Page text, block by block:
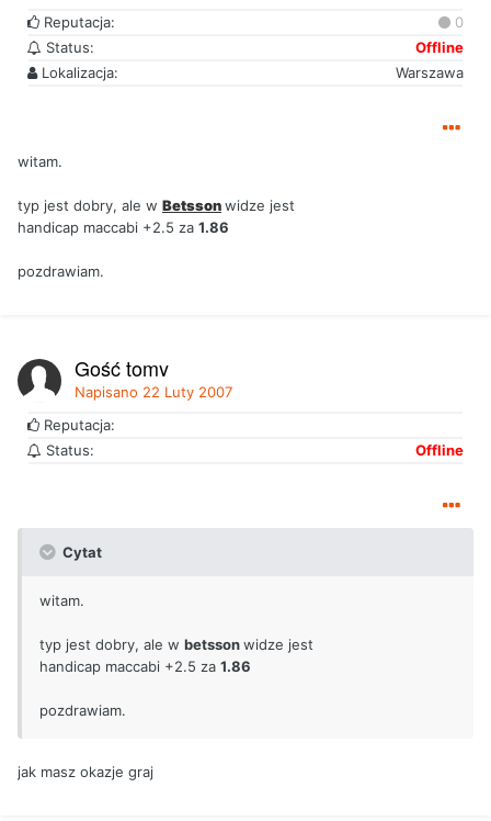
Reputacja:
0
Status:
Offline
Lokalizacja:
Warszawa
witam.
typ jest dobry, ale w Betssonwidze jest
handicap maccabi +2.5 za 1.86
pozdrawiam.
Gość tomy
Napisano 22 Luty 2007
Reputacja:
Status:
Offline
Cytat
witam.
typ jest dobry, ale w betssonwidze jest
handicap maccabi +2.5 za 1.86
pozdrawiam.
jak masz okazje graj